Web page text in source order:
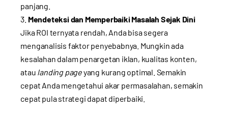
panjang.
Mendeteksi dan Memperbaiki Masalah Sejak Dini
Jika ROI ternyata rendah, Anda bisa segera
menganalisis faktor penyebabnya. Mungkin ada
kesalahan dalam penargetan iklan, kualitas konten,
atau landing pageyang kurang optimal. Semakin
cepat Anda mengetahui akar permasalahan, semakin
cepat pula strategi dapat diperbaiki.